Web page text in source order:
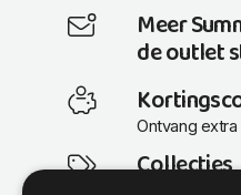
Meer
de outlet
Ontvang
Collecties
Actuele en